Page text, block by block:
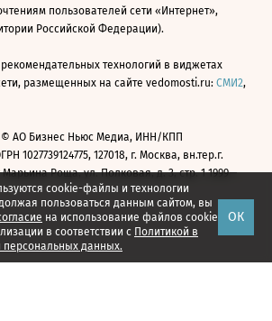
cookie-файлы и технологии
пользоваться данным сайтом, вы
на использование файлов cookie
в соответствии с Политикой в
данных.
ОК
пользователей сети «Интернет»,
Российской Федерации).
технологий в виджетах
размещенных на сайте vedomosti.ru: СМИ2,
АО Бизнес Ньюс Медиа, ИНН/КПП
1027739124775, 127018, г. Москва, вн.тер.г.
Роща, ул. Полковая, д. 3, стр. 1 1999—